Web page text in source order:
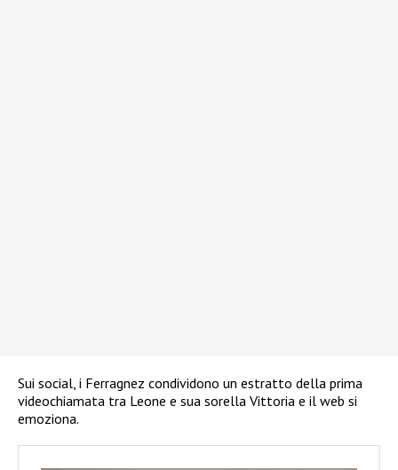
Sui social, i Ferragnez condividono un estratto della prima
videochiamata tra Leone e sua sorella Vittoria e il web si
emoziona.